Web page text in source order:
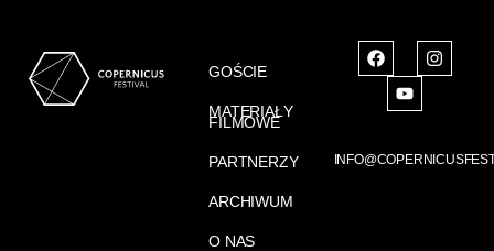
GOŚCIE
MATERIAŁY
FILMOWE
PARTNERZY
ARCHIWUM
O NAS